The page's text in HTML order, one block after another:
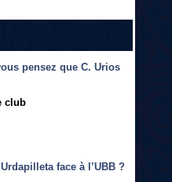
pensez que C. Urios
club
face à l’UBB ?